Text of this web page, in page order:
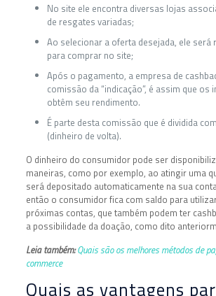
No site ele encontra diversas lojas
de resgates variadas;
Ao selecionar a oferta desejada, ele será
para comprar no site;
Após o pagamento, a empresa de
comissão da “indicação”, é assim que os
obtêm seu rendimento.
É parte desta comissão que é dividida
(dinheiro de volta).
O dinheiro do consumidor pode ser
maneiras, como por exemplo, ao atingir uma
será depositado automaticamente na sua
então o consumidor fica com saldo para
próximas contas, que também podem ter
a possibilidade da doação, como dito
Leia também:Quais são os melhores métodos de
commerce
Quais as vantagens